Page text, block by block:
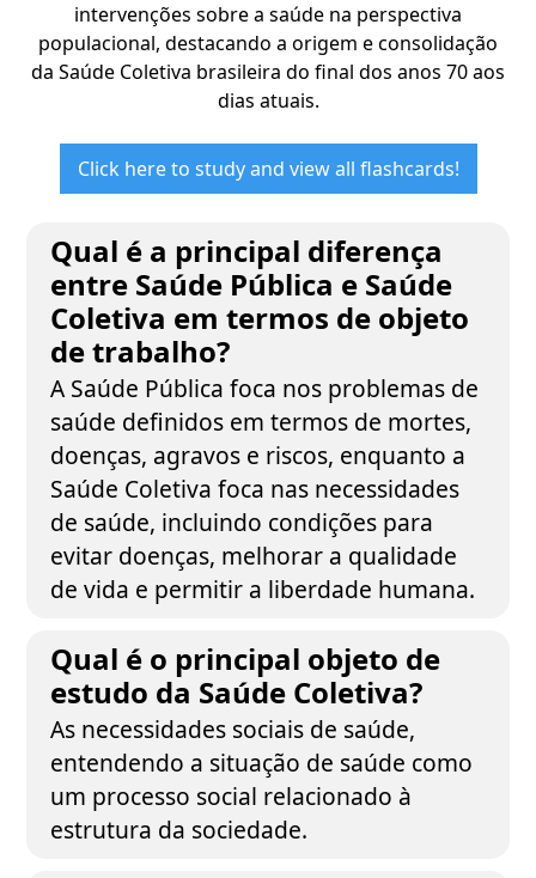
intervenções sobre a saúde na perspectiva
populacional, destacando a origem e consolidação
da Saúde Coletiva brasileira do final dos anos 70 aos
dias atuais.
Click here to study and view all flashcards!
Qual é a principal diferença
entre Saúde Pública e Saúde
Coletiva em termos de objeto
de trabalho?
A Saúde Pública foca nos problemas de
saúde definidos em termos de mortes,
doenças, agravos e riscos, enquanto a
Saúde Coletiva foca nas necessidades
de saúde, incluindo condições para
evitar doenças, melhorar a qualidade
de vida e permitir a liberdade humana.
Qual é o principal objeto de
estudo da Saúde Coletiva?
As necessidades sociais de saúde,
entendendo a situação de saúde como
um processo social relacionado à
estrutura da sociedade.